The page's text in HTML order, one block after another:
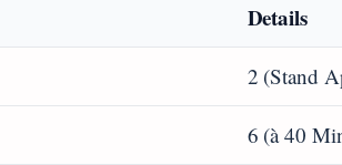
Details
2 (Stand
6 (à 40